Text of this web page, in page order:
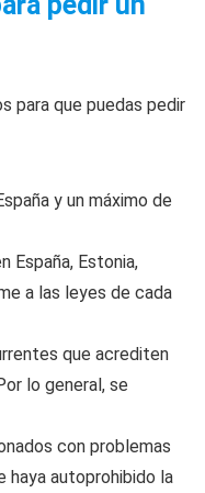
para que puedas pedir
y un máximo de
España, Estonia,
a las leyes de cada
que acrediten
lo general, se
con problemas
haya autoprohibido la